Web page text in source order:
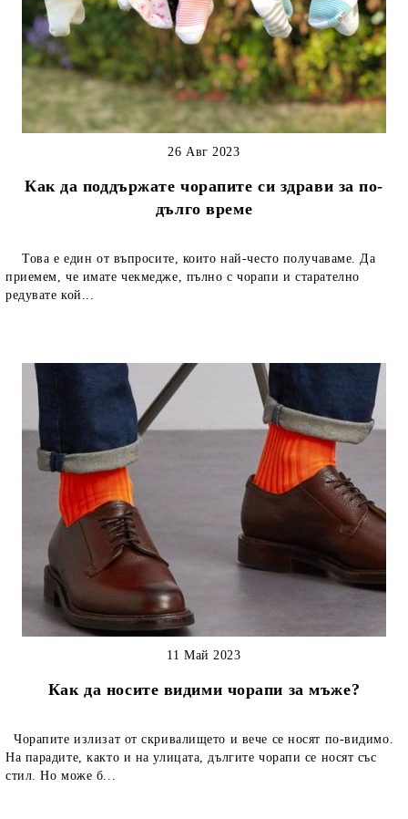
Как да поддържате чорапите си здрави за по-
дълго време
26 Авг 2023
Това е един от въпросите, които най-често получаваме. Да
приемем, че имате чекмедже, пълно с чорапи и старателно
редувате кой...
Как да носите видими чорапи за мъже?
11 Май 2023
Чорапите излизат от скривалището и вече се носят по-видимо.
На парадите, както и на улицата, дългите чорапи се носят със
стил. Но може б...